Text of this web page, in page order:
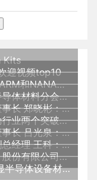
Kits
迎视频top10
最常见的两种储存芯片DARM和NANA究竟有什么区别
中国电子材料行业协会半导体材料分会秘书长 林健：全球半导体复苏强劲材料引领新一轮革命
天通控股股份有限公司董事长 郑晓彬：先进封装的发展推动蓝宝石材料的崛起
谷歌量子芯片为什么震动行业两个突破看懂量子计算未来
拓荆科技股份有限公司董事长 吕光泉：集成电路的两大难题，器件密度和带宽提升
华海清科股份有限公司副总经理 王科：14家上市公司占八成份额 大陆继续保持全球最大设备市场
盛美半导体设备（上海）股份有限公司工艺部副总裁 贾照伟：AI芯片是把不同功能芯片堆叠实现更强性能
CSEAC卧虎藏龙——彰显半导体设备材料及核心部件的中国力量